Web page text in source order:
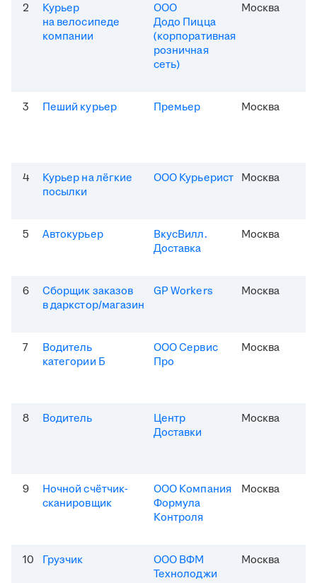
2
Курьер
на велосипеде
компании
ООО
Додо Пицца
(корпоративная
розничная
сеть)
Москва
3 Пеший курьер Премьер Москва
4
Курьер на лёгкие
посылки
ООО Курьерист Москва
5 Автокурьер
ВкусВилл.
Доставка
Москва
6
Сборщик заказов
в даркстор/магазин
GP Workers Москва
7
Водитель
категории Б
ООО Сервис
Про
Москва
8 Водитель
Центр
Доставки
Москва
9
Ночной счётчик-
сканировщик
ООО Компания
Формула
Контроля
Москва
10 Грузчик
ООО ВФМ
Технолоджи
Москва